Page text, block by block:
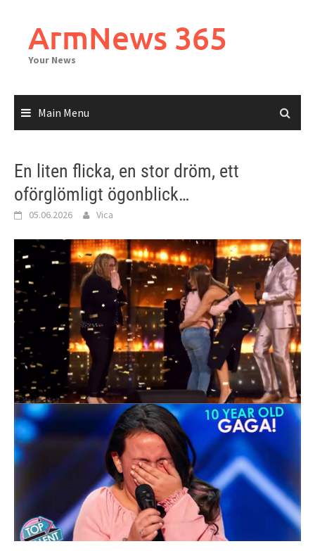
contentArmNews 365
Your News
Main Menu
En liten flicka, en stor dröm, ett
oförglömligt ögonblick…
05.06.2026 Vica